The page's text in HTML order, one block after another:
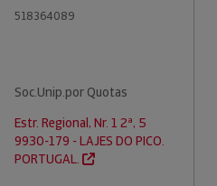
518364089
Soc.Unip.por Quotas
Estr. Regional, Nr. 1 2ª, 5
9930-179 - LAJES DO PICO.
PORTUGAL.